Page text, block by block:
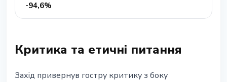
-94,6%
Критика та етичні питання
Захід привернув гостру критику з боку